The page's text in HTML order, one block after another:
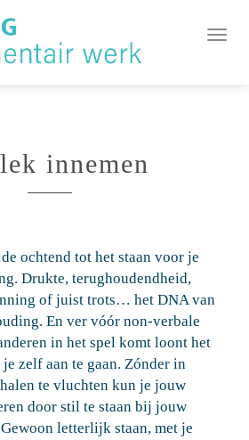
MENGIn-/
innemen
ochtend tot het staan voor je
Drukte, terughoudendheid,
of juist trots… het DNA van
En ver vóór non-verbale
in het spel komt loont het
zelf aan te gaan. Zónder in
te vluchten kun je jouw
door stil te staan bij jouw
letterlijk staan, met je